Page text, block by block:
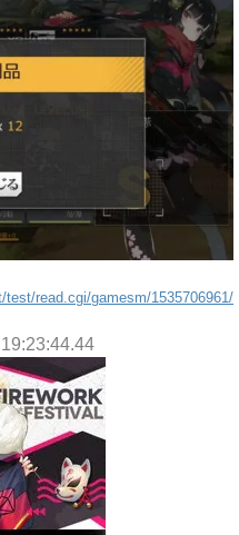
test/read.cgi/gamesm/1535706961/